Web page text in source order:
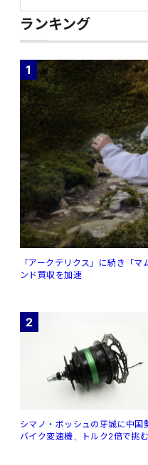
ランキング
1
「アークテリクス」に続き「
ンド買収を加速
2
シマノ・ボッシュの牙城に中
バイク変速機、トルク2倍で挑む